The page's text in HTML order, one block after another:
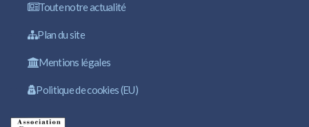
Toute notre actualité
Plan du site
Mentions légales
Politique de cookies (EU)